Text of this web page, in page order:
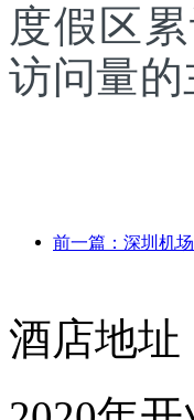
度假区
访问量
酒店地址